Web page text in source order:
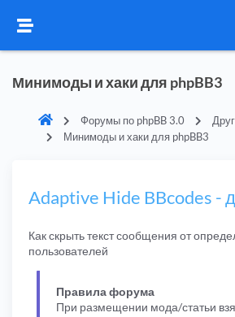
Минимоды и хаки для phpBB3
Форумы по phpBB 3.0
Минимоды и хаки для phpBB3
Adaptive Hide BBcodes -
Как скрыть текст сообщения от
пользователей
Правила форума
При размещении мода/статьи